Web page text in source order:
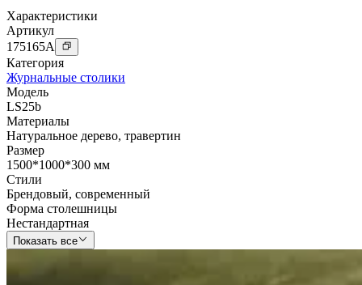
Характеристики
Артикул
175165A
Категория
Журнальные столики
Модель
LS25b
Материалы
Натуральное дерево, травертин
Размер
1500*1000*300 мм
Стили
Брендовый, современный
Форма столешницы
Нестандартная
Показать все